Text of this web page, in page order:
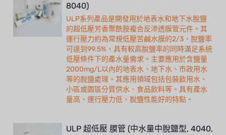
8040)
ULP系列產品是開發用於地表水和地下水脫鹽
的超低壓芳香聚酰胺複合反滲透膜管元件。其
運行壓力約為常規低壓苦鹹水膜的2/3，脫鹽率
可達到99.5%，具有較高脫鹽率的同時滿足系統
低壓條件下的產水量需求。主要應用於含鹽量
2000mg/L以內的地表水、地下水、市政用水
等的脫鹽處理。其應用領域包括包裝飲用水、
小區或園區分質供水、食品飲料等。具有產水
量高、運行壓力低、脫鹽性能好的特點。
ULP 超低壓 膜管 (中水量中脫鹽型, 4040,